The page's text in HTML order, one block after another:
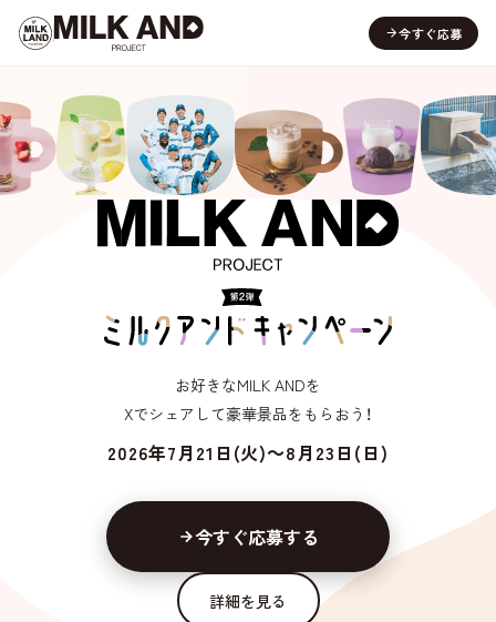
今すぐ応募
お好きなMILK ANDを
Xでシェアして豪華景品をもらおう！
2026年7月21日(火)～8月23日(日)
今すぐ応募する
詳細を見る